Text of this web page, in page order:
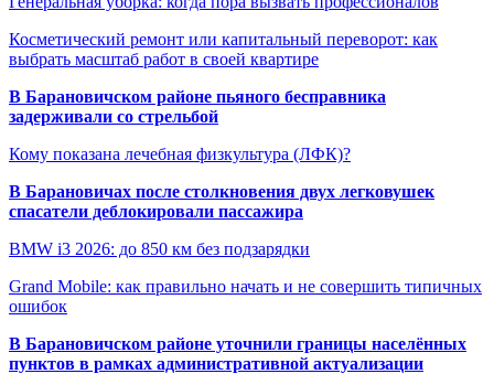
Косметический ремонт или капитальный переворот: как
выбрать масштаб работ в своей квартире
В Барановичском районе пьяного бесправника
задерживали со стрельбой
Кому показана лечебная физкультура (ЛФК)?
В Барановичах после столкновения двух легковушек
спасатели деблокировали пассажира
BMW i3 2026: до 850 км без подзарядки
Grand Mobile: как правильно начать и не совершить типичных
ошибок
В Барановичском районе уточнили границы населённых
пунктов в рамках административной актуализации